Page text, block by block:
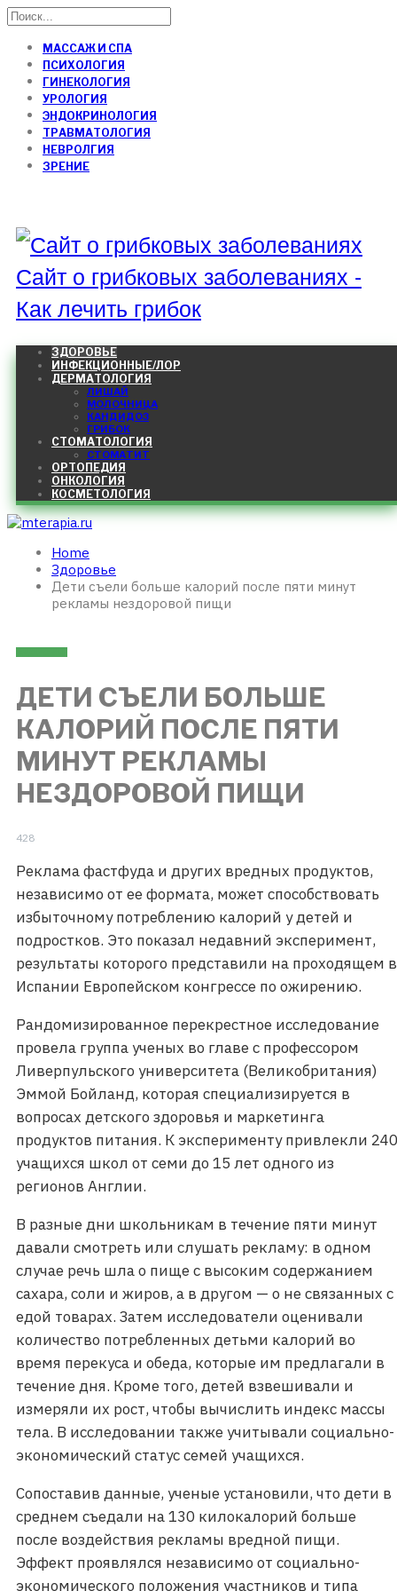
МАССАЖ И СПА
ПСИХОЛОГИЯ
ГИНЕКОЛОГИЯ
УРОЛОГИЯ
ЭНДОКРИНОЛОГИЯ
ТРАВМАТОЛОГИЯ
НЕВРОЛГИЯ
ЗРЕНИЕ
Сайт о грибковых заболеваниях -
Как лечить грибок
ЗДОРОВЬЕ
ИНФЕКЦИОННЫЕ/ЛОР
ДЕРМАТОЛОГИЯ
ЛИШАЙ
МОЛОЧНИЦА
КАНДИДОЗ
ГРИБОК
СТОМАТОЛОГИЯ
СТОМАТИТ
ОРТОПЕДИЯ
ОНКОЛОГИЯ
КОСМЕТОЛОГИЯ
Home
Здоровье
Дети съели больше калорий после пяти минут
рекламы нездоровой пищи
ДЕТИ СЪЕЛИ БОЛЬШЕ
КАЛОРИЙ ПОСЛЕ ПЯТИ
МИНУТ РЕКЛАМЫ
НЕЗДОРОВОЙ ПИЩИ
428
Реклама фастфуда и других вредных продуктов,
независимо от ее формата, может способствовать
избыточному потреблению калорий у детей и
подростков. Это показал недавний эксперимент,
результаты которого представили на проходящем в
Испании Европейском конгрессе по ожирению.
Рандомизированное перекрестное исследование
провела группа ученых во главе с профессором
Ливерпульского университета (Великобритания)
Эммой Бойланд, которая специализируется в
вопросах детского здоровья и маркетинга
продуктов питания. К эксперименту привлекли 240
учащихся школ от семи до 15 лет одного из
регионов Англии.
В разные дни школьникам в течение пяти минут
давали смотреть или слушать рекламу: в одном
случае речь шла о пище с высоким содержанием
сахара, соли и жиров, а в другом — о не связанных с
едой товарах. Затем исследователи оценивали
количество потребленных детьми калорий во
время перекуса и обеда, которые им предлагали в
течение дня. Кроме того, детей взвешивали и
измеряли их рост, чтобы вычислить индекс массы
тела. В исследовании также учитывали социально-
экономический статус семей учащихся.
Сопоставив данные, ученые установили, что дети в
среднем съедали на 130 килокалорий больше
после воздействия рекламы вредной пищи.
Эффект проявлялся независимо от социально-
экономического положения участников и типа